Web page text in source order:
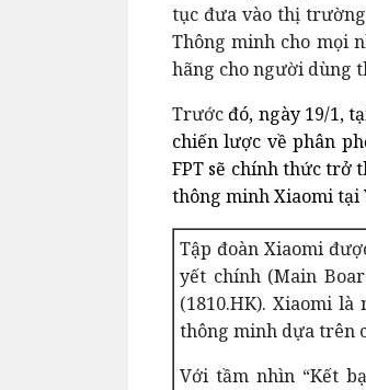
tục đưa vào thị
Thông minh cho mọi
hãng cho người dùng
Trướcđó, ngày 19/1,
chiến lược về phân
FPT sẽ chính thức trở
thông minh Xiaomi tại
Tập đoàn Xiaomi
yết chính (Main
(1810.HK). Xiaomi
thông minh dựa trên
Với tầm nhìn “Kết